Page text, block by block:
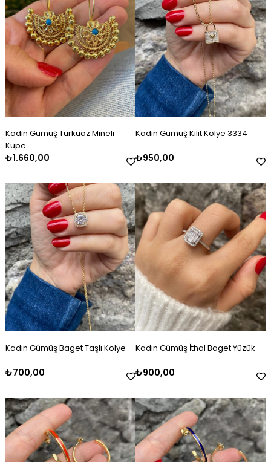
Kadın Gümüş Turkuaz Mineli
Küpe
₺1.660,00
Kadın Gümüş Kilit Kolye 3334
₺950,00
Kadın Gümüş Baget Taşlı Kolye
₺700,00
Kadın Gümüş İthal Baget Yüzük
₺900,00